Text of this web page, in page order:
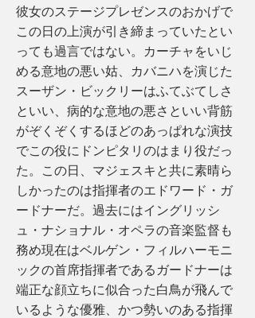
彼女のステージプレゼンスのおかげで
この日の上演が引き締まっていたとい
っても過言ではない。カーチャをいじ
める意地の悪い姑、カバニハを演じた
スーザン・ビックリーはふてぶてしさ
といい、病的な意地の悪さといい背筋
がぞくぞくするほどのあっぱれな演技
でこの役にドンピタリのはまり役だっ
た。この日、マジェスキと共に素晴ら
しかったのは指揮者のエドワード・ガ
ードナーだ。過去にはイングリッシ
ュ・ナショナル・オペラの音楽監督も
務め現在はベルゲン・フィルハーモニ
ックの首席指揮者であるガードナーは
端正な顔立ちに似合った白鳥が飛んで
いるような優雅、かつ勢いのある指揮